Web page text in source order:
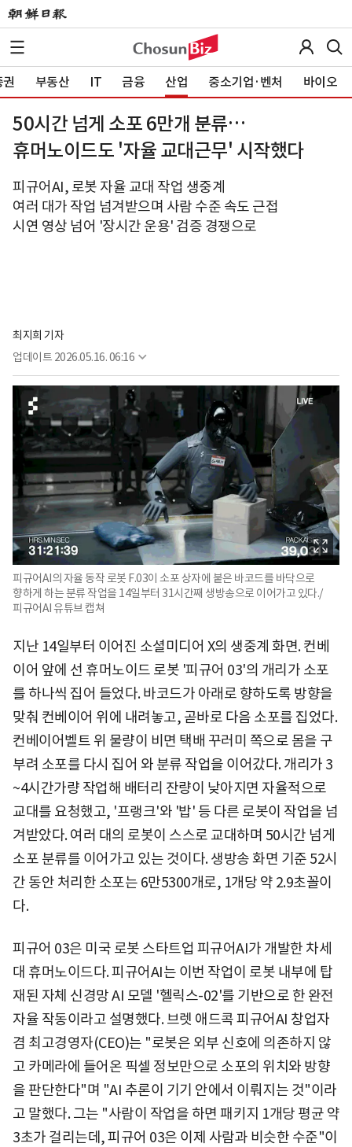
부동산 IT 금융 산업 중소기업·벤처 바이오
50시간 넘게 소포 6만개 분류…
휴머노이드도 '자율 교대근무' 시작했다
피규어AI, 로봇 자율 교대 작업 생중계
여러 대가 작업 넘겨받으며 사람 수준 속도 근접
시연 영상 넘어 '장시간 운용' 검증 경쟁으로
최지희 기자
업데이트 2026.05.16. 06:16
피규어AI의 자율 동작 로봇 F.03이 소포 상자에 붙은 바코드를 바닥으로
향하게 하는 분류 작업을 14일부터 31시간째 생방송으로 이어가고 있다./
피규어AI 유튜브 캡쳐
지난 14일부터 이어진 소셜미디어 X의 생중계 화면. 컨베
이어 앞에 선 휴머노이드 로봇 '피규어 03'의 개리가 소포
를 하나씩 집어 들었다. 바코드가 아래로 향하도록 방향을
맞춰 컨베이어 위에 내려놓고, 곧바로 다음 소포를 집었다.
컨베이어벨트 위 물량이 비면 택배 꾸러미 쪽으로 몸을 구
부려 소포를 다시 집어 와 분류 작업을 이어갔다. 개리가 3
~4시간가량 작업해 배터리 잔량이 낮아지면 자율적으로
교대를 요청했고, '프랭크'와 '밥' 등 다른 로봇이 작업을 넘
겨받았다. 여러 대의 로봇이 스스로 교대하며 50시간 넘게
소포 분류를 이어가고 있는 것이다. 생방송 화면 기준 52시
간 동안 처리한 소포는 6만5300개로, 1개당 약 2.9초꼴이
다.
피규어 03은 미국 로봇 스타트업 피규어AI가 개발한 차세
대 휴머노이드다. 피규어AI는 이번 작업이 로봇 내부에 탑
재된 자체 신경망 AI 모델 '헬릭스-02'를 기반으로 한 완전
자율 작동이라고 설명했다. 브렛 애드콕 피규어AI 창업자
겸 최고경영자(CEO)는 "로봇은 외부 신호에 의존하지 않
고 카메라에 들어온 픽셀 정보만으로 소포의 위치와 방향
을 판단한다"며 "AI 추론이 기기 안에서 이뤄지는 것"이라
고 말했다. 그는 "사람이 작업을 하면 패키지 1개당 평균 약
3초가 걸리는데, 피규어 03은 이제 사람과 비슷한 수준"이